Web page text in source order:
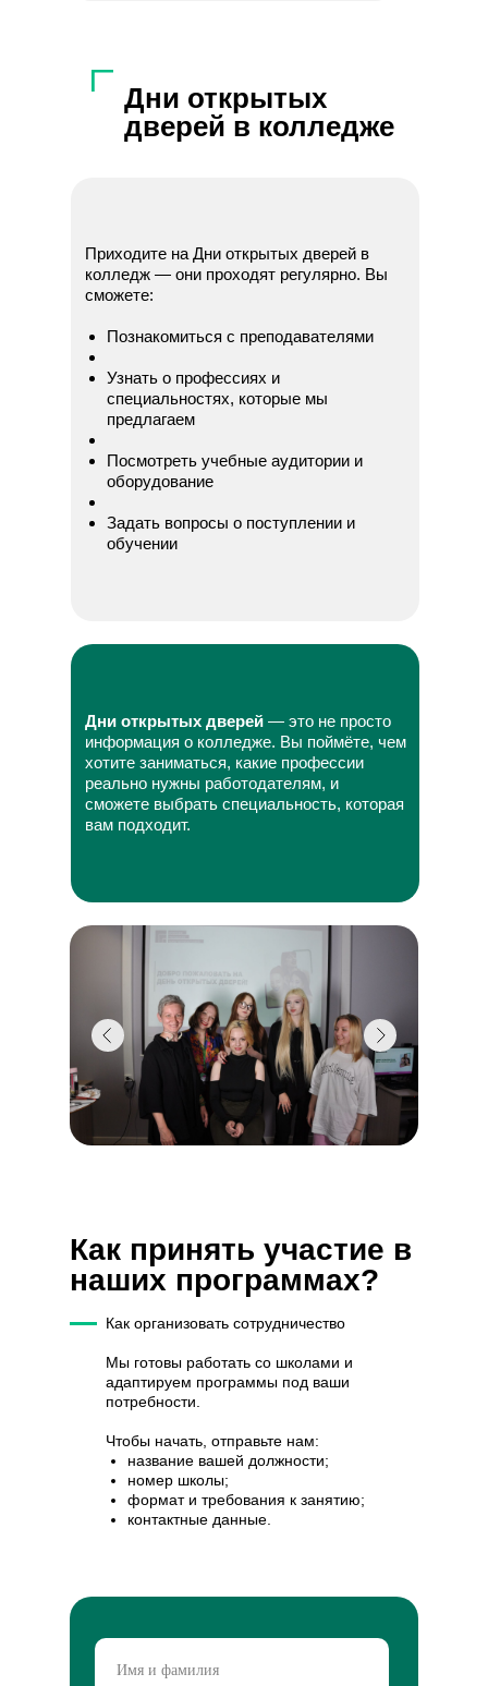
Дни открытых
дверей в колледже
Дни открытых дверей — это не просто
информация о колледже. Вы поймёте, чем
хотите заниматься, какие профессии
реально нужны работодателям, и
сможете выбрать специальность, которая
вам подходит.
Приходите на Дни открытых дверей в
колледж — они проходят регулярно. Вы
сможете:
Познакомиться с преподавателями
Узнать о профессиях и
специальностях, которые мы
предлагаем
Посмотреть учебные аудитории и
оборудование
Задать вопросы о поступлении и
обучении
Как принять участие в
наших программах?
Как организовать сотрудничество
Мы готовы работать со школами и
адаптируем программы под ваши
потребности.
Чтобы начать, отправьте нам:
название вашей должности;
номер школы;
формат и требования к занятию;
контактные данные.